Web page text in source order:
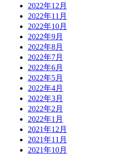
2022年12月
2022年11月
2022年10月
2022年9月
2022年8月
2022年7月
2022年6月
2022年5月
2022年4月
2022年3月
2022年2月
2022年1月
2021年12月
2021年11月
2021年10月